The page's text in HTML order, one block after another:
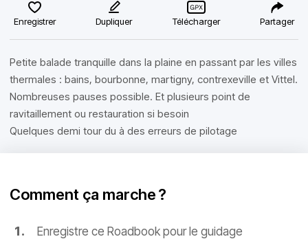
Enregistrer Dupliquer Télécharger Partager
Petite balade tranquille dans la plaine en passant par les villes
thermales : bains, bourbonne, martigny, contrexeville et Vittel.
Nombreuses pauses possible. Et plusieurs point de
ravitaillement ou restauration si besoin
Quelques demi tour du à des erreurs de pilotage
Comment ça marche ?
Enregistre ce Roadbook pour le guidage